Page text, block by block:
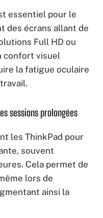
essentiel pour le
des écrans allant de
Full HD ou
confort visuel
la fatigue oculaire
sessions prolongées
les ThinkPad pour
souvent
Cela permet de
lors de
ainsi la